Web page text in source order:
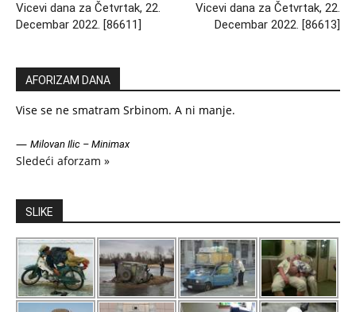
Vicevi dana za Četvrtak, 22.
Decembar 2022. [86611]
Vicevi dana za Četvrtak, 22.
Decembar 2022. [86613]
AFORIZAM DANA
Vise se ne smatram Srbinom. A ni manje.
— Milovan Ilic – Minimax
Sledeći aforzam »
SLIKE